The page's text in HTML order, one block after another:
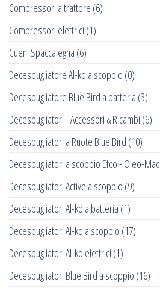
Compressori a trattore (6)
Compressori elettrici (1)
Cueni Spaccalegna (6)
Decespugliatore Al-ko a scoppio (0)
Decespugliatore Blue Bird a batteria (3)
Decespugliatori - Accessori & Ricambi (6)
Decespugliatori a Ruote Blue Bird (10)
Decespugliatori a scoppio Efco - Oleo-Mac
Decespugliatori Active a scoppio (9)
Decespugliatori Al-ko a batteria (1)
Decespugliatori Al-ko a scoppio (17)
Decespugliatori Al-ko elettrici (1)
Decespugliatori Blue Bird a scoppio (16)